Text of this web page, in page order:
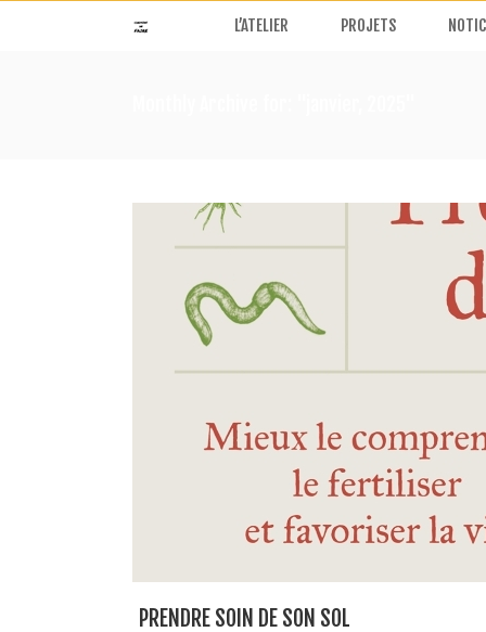
L’ATELIER PROJETS
PRENDRE SOIN DE SON SOL